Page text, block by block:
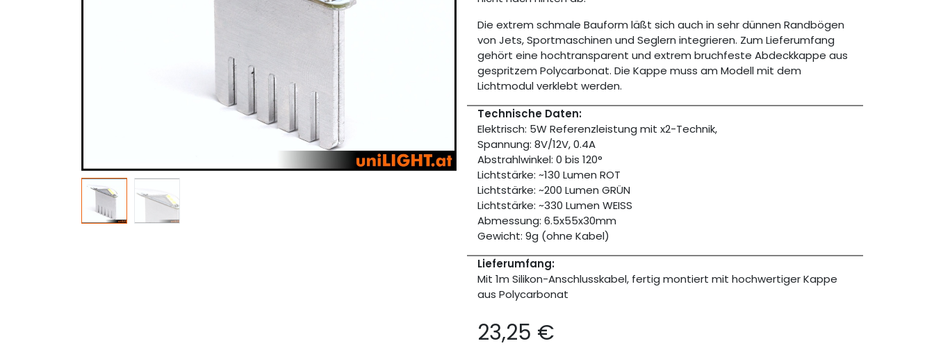
Die extrem schmale Bauform läßt sich auch in sehr dünnen Randbögen
von Jets, Sportmaschinen und Seglern integrieren. Zum Lieferumfang
gehört eine hochtransparent und extrem bruchfeste Abdeckkappe aus
gespritzem Polycarbonat. Die Kappe muss am Modell mit dem
Lichtmodul verklebt werden.
Technische Daten:
Elektrisch: 5W Referenzleistung mit x2-Technik,
Spannung: 8V/12V, 0.4A
Abstrahlwinkel: 0 bis 120°
Lichtstärke: ~130 Lumen ROT
Lichtstärke: ~200 Lumen GRÜN
Lichtstärke: ~330 Lumen WEISS
Abmessung: 6.5x55x30mm
Gewicht: 9g (ohne Kabel)
Lieferumfang:
Mit 1m Silikon-Anschlusskabel, fertig montiert mit hochwertiger Kappe
aus Polycarbonat
23,25 €